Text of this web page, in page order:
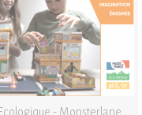
- Monsterlane